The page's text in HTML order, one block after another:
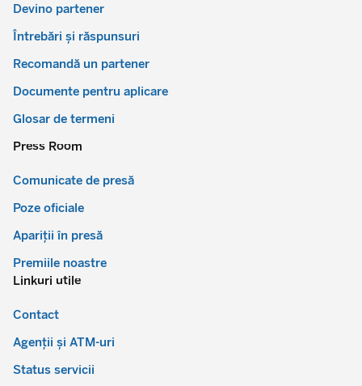
Devino partener
Întrebări și răspunsuri
Recomandă un partener
Documente pentru aplicare
Glosar de termeni
Press Room
Comunicate de presă
Poze oficiale
Apariții în presă
Premiile noastre
Linkuri utile
Contact
Agenții și ATM-uri
Status servicii